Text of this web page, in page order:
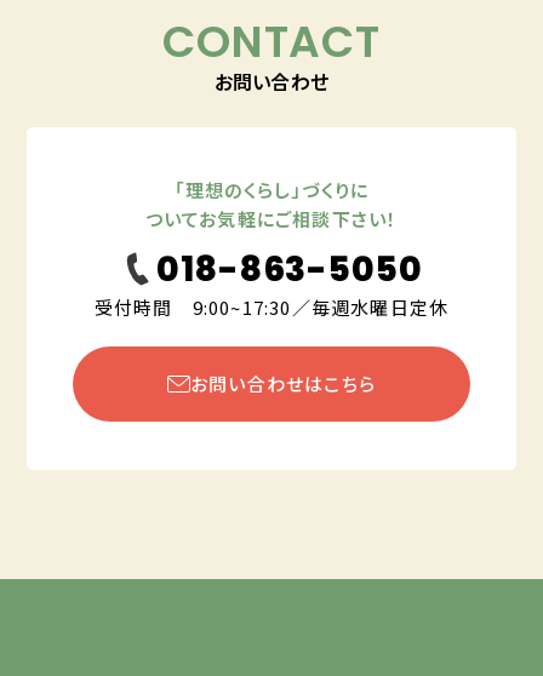
CONTACT
お問い合わせ
「理想のくらし」づくりに
ついてお気軽にご相談下さい！
018-863-5050
受付時間 9:00~17:30／毎週水曜日定休
お問い合わせはこちら